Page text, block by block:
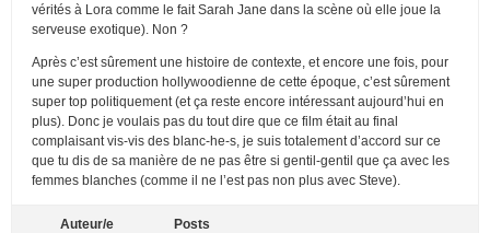
vérités à Lora comme le fait Sarah Jane dans la scène où elle joue la
serveuse exotique). Non ?
Après c’est sûrement une histoire de contexte, et encore une fois, pour
une super production hollywoodienne de cette époque, c’est sûrement
super top politiquement (et ça reste encore intéressant aujourd’hui en
plus). Donc je voulais pas du tout dire que ce film était au final
complaisant vis-vis des blanc-he-s, je suis totalement d’accord sur ce
que tu dis de sa manière de ne pas être si gentil-gentil que ça avec les
femmes blanches (comme il ne l’est pas non plus avec Steve).
Auteur/e Posts